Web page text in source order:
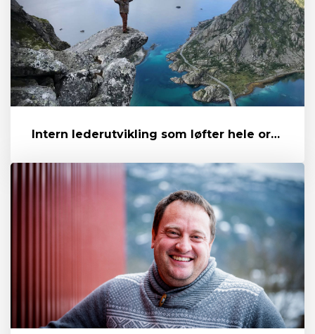
Intern lederutvikling som løfter hele organisasjonen